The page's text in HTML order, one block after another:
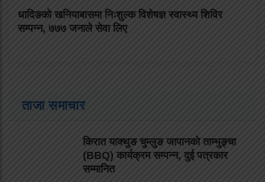
धादिङको खनियाबासमा निःशुल्क विशेषज्ञ स्वास्थ्य शिविर
सम्पन्न, ७७७ जनाले सेवा लिए
ताजा समाचार
किरात याक्थुङ चुम्लुङ जापानको ताम्भुङ्चा
(BBQ) कार्यक्रम सम्पन्न, दुई पत्रकार
सम्मानित